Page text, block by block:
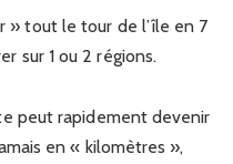
» tout le tour de l’île en 7
sur 1 ou 2 régions.
peut rapidement devenir
en « kilomètres »,